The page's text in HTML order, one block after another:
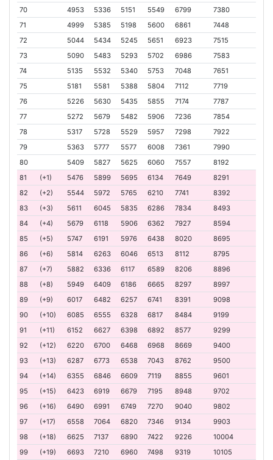
70
4953 5336 5151 5549 6799
7380
71
4999 5385 5198 5600 6861
7448
72
5044 5434 5245 5651 6923
7515
73
5090 5483 5293 5702 6986
7583
74
5135 5532 5340 5753 7048
7651
75
5181 5581 5388 5804 7112
7719
76
5226 5630 5435 5855 7174
7787
77
5272 5679 5482 5906 7236
7854
78
5317 5728 5529 5957 7298
7922
79
5363 5777 5577 6008 7361
7990
80
5409 5827 5625 6060 7557
8192
81
(+1) 5476 5899 5695 6134 7649
8291
82
(+2) 5544 5972 5765 6210 7741
8392
83
(+3) 5611 6045 5835 6286 7834
8493
84
(+4) 5679 6118 5906 6362 7927
8594
85
(+5) 5747 6191 5976 6438 8020
8695
86
(+6) 5814 6263 6046 6513 8112
8795
87
(+7) 5882 6336 6117 6589 8206
8896
88
(+8) 5949 6409 6186 6665 8297
8997
89
(+9) 6017 6482 6257 6741 8391
9098
90
(+10) 6085 6555 6328 6817 8484
9199
91
(+11) 6152 6627 6398 6892 8577
9299
92
(+12) 6220 6700 6468 6968 8669
9400
93
(+13) 6287 6773 6538 7043 8762
9500
94
(+14) 6355 6846 6609 7119 8855
9601
95
(+15) 6423 6919 6679 7195 8948
9702
96
(+16) 6490 6991 6749 7270 9040
9802
97
(+17) 6558 7064 6820 7346 9134
9903
98
(+18) 6625 7137 6890 7422 9226
10004
99
(+19) 6693 7210 6960 7498 9319 10105